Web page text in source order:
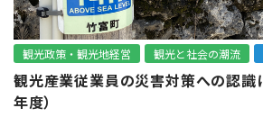
観光政策・観光地経営 観光と社会の潮流
観光産業従業員の災害対策への認識
年度）